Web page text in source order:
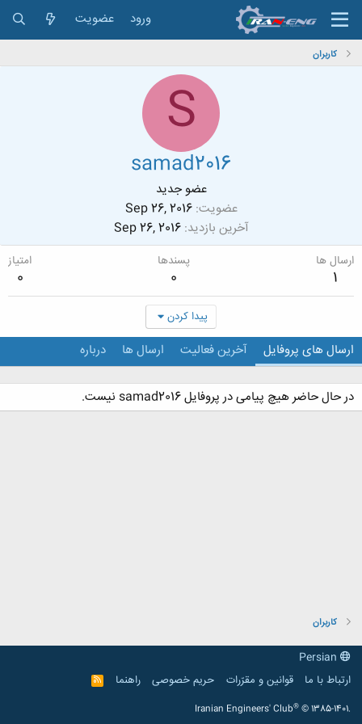
ورود عضویت
کاربران
S
samad2016
عضو جدید
عضویت Sep 26, 2016
آخرین بازدید Sep 26, 2016
ارسال ها
1
پسندها
0
امتیاز
0
پیدا کردن
ارسال های پروفایل آخرین فعالیت ارسال ها درباره
در حال حاضر هیچ پیامی در پروفایل samad2016 نیست.
کاربران
ارتباط با ما
قوانین و مقرّرات حریم خصوصی راهنما
R
S
Iranian Engineers' Club® © 1385-1401.